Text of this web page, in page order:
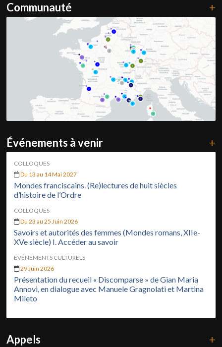
Communauté +
Événements à venir +
COLLOQUES
Du 13 au 14 Mai 2027
Mondes franciscains. (Re)lectures de huit siècles
d’histoire de l’Ordre
COLLOQUES
Du 23 au 25 Juin 2026
Savoirs et autorités des femmes (Mondes romans, XIIe-
XVe siècle) I. Accéder au savoir
ÉVÉNEMENTS CULTURELS
29 Juin 2026
Présentation du recueil « Discomparse » de Gian Maria
Annovi, en dialogue avec Manuele Gragnolati et Martina
Mileto
Appels +